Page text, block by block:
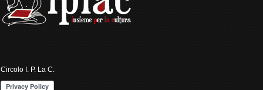
Circolo I. P. La C.